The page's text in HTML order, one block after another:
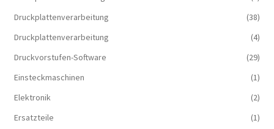
Druckplattenverarbeitung
(38)
Druckplattenverarbeitung
(4)
Druckvorstufen-Software
(29)
Einsteckmaschinen
(1)
Elektronik
(2)
Ersatzteile
(1)